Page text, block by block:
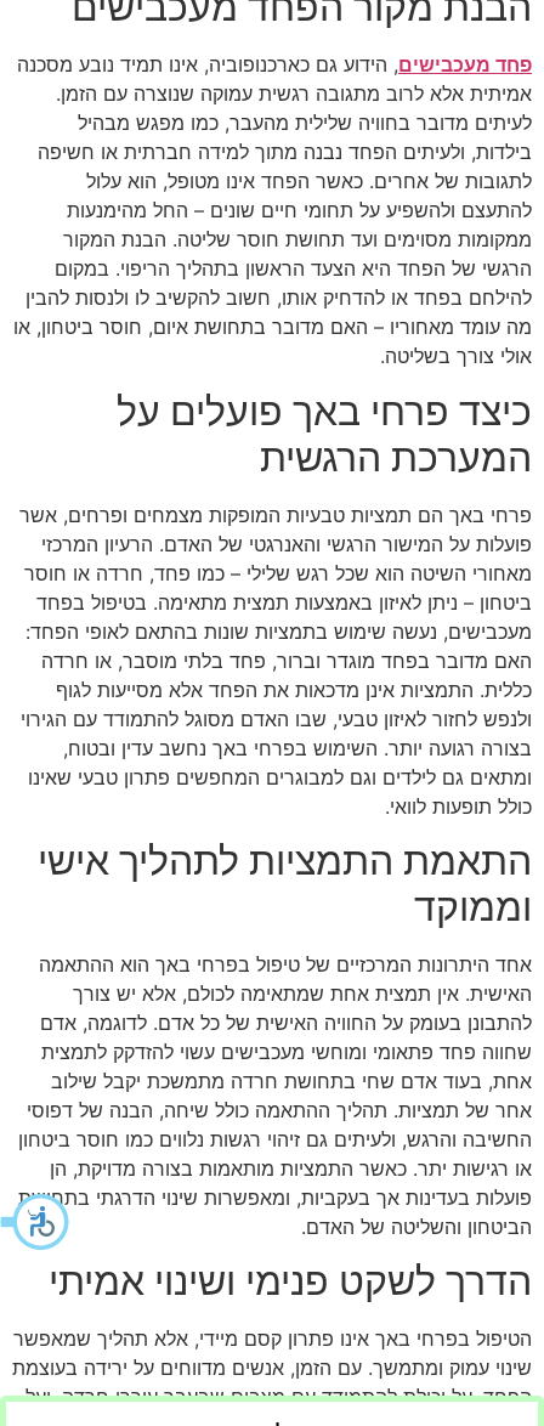
פחד מעכבישים, הידוע גם כארכנופוביה, אינו תמיד נובע מסכנה
אמיתית אלא לרוב מתגובה רגשית עמוקה שנוצרה עם הזמן.
לעיתים מדובר בחוויה שלילית מהעבר, כמו מפגש מבהיל
בילדות, ולעיתים הפחד נבנה מתוך למידה חברתית או חשיפה
לתגובות של אחרים. כאשר הפחד אינו מטופל, הוא עלול
להתעצם ולהשפיע על תחומי חיים שונים – החל מהימנעות
ממקומות מסוימים ועד תחושת חוסר שליטה. הבנת המקור
הרגשי של הפחד היא הצעד הראשון בתהליך הריפוי. במקום
להילחם בפחד או להדחיק אותו, חשוב להקשיב לו ולנסות להבין
מה עומד מאחוריו – האם מדובר בתחושת איום, חוסר ביטחון, או
אולי צורך בשליטה.
כיצד פרחי באך פועלים על
המערכת הרגשית
פרחי באך הם תמציות טבעיות המופקות מצמחים ופרחים, אשר
פועלות על המישור הרגשי והאנרגטי של האדם. הרעיון המרכזי
מאחורי השיטה הוא שכל רגש שלילי – כמו פחד, חרדה או חוסר
ביטחון – ניתן לאיזון באמצעות תמצית מתאימה. בטיפול בפחד
מעכבישים, נעשה שימוש בתמציות שונות בהתאם לאופי הפחד:
האם מדובר בפחד מוגדר וברור, פחד בלתי מוסבר, או חרדה
כללית. התמציות אינן מדכאות את הפחד אלא מסייעות לגוף
ולנפש לחזור לאיזון טבעי, שבו האדם מסוגל להתמודד עם הגירוי
בצורה רגועה יותר. השימוש בפרחי באך נחשב עדין ובטוח,
ומתאים גם לילדים וגם למבוגרים המחפשים פתרון טבעי שאינו
כולל תופעות לוואי.
התאמת התמציות לתהליך אישי
וממוקד
אחד היתרונות המרכזיים של טיפול בפרחי באך הוא ההתאמה
האישית. אין תמצית אחת שמתאימה לכולם, אלא יש צורך
להתבונן בעומק על החוויה האישית של כל אדם. לדוגמה, אדם
שחווה פחד פתאומי ומוחשי מעכבישים עשוי להזדקק לתמצית
אחת, בעוד אדם שחי בתחושת חרדה מתמשכת יקבל שילוב
אחר של תמציות. תהליך ההתאמה כולל שיחה, הבנה של דפוסי
החשיבה והרגש, ולעיתים גם זיהוי רגשות נלווים כמו חוסר ביטחון
או רגישות יתר. כאשר התמציות מותאמות בצורה מדויקת, הן
פועלות בעדינות אך בעקביות, ומאפשרות שינוי הדרגתי בתחושת
הביטחון והשליטה של האדם.
הדרך לשקט פנימי ושינוי אמיתי
הטיפול בפרחי באך אינו פתרון קסם מיידי, אלא תהליך שמאפשר
שינוי עמוק ומתמשך. עם הזמן, אנשים מדווחים על ירידה בעוצמת
הפחד, על יכולת להתמודד עם מצבים שבעבר עוררו חרדה, ועל